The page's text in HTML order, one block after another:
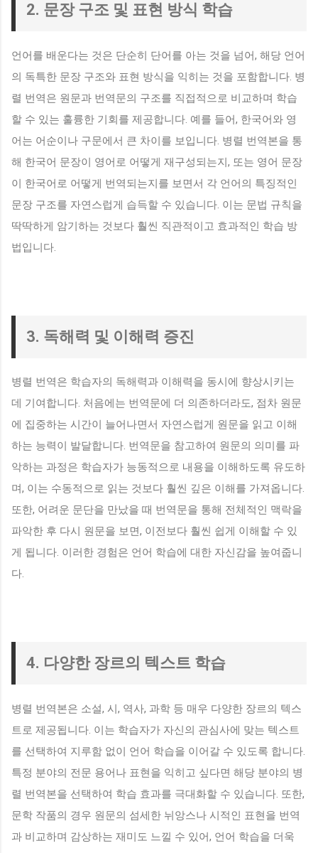
2. 문장 구조 및 표현 방식 학습
언어를 배운다는 것은 단순히 단어를 아는 것을 넘어, 해당 언어
의 독특한 문장 구조와 표현 방식을 익히는 것을 포함합니다. 병
렬 번역은 원문과 번역문의 구조를 직접적으로 비교하며 학습
할 수 있는 훌륭한 기회를 제공합니다. 예를 들어, 한국어와 영
어는 어순이나 구문에서 큰 차이를 보입니다. 병렬 번역본을 통
해 한국어 문장이 영어로 어떻게 재구성되는지, 또는 영어 문장
이 한국어로 어떻게 번역되는지를 보면서 각 언어의 특징적인
문장 구조를 자연스럽게 습득할 수 있습니다. 이는 문법 규칙을
딱딱하게 암기하는 것보다 훨씬 직관적이고 효과적인 학습 방
법입니다.
3. 독해력 및 이해력 증진
병렬 번역은 학습자의 독해력과 이해력을 동시에 향상시키는
데 기여합니다. 처음에는 번역문에 더 의존하더라도, 점차 원문
에 집중하는 시간이 늘어나면서 자연스럽게 원문을 읽고 이해
하는 능력이 발달합니다. 번역문을 참고하여 원문의 의미를 파
악하는 과정은 학습자가 능동적으로 내용을 이해하도록 유도하
며, 이는 수동적으로 읽는 것보다 훨씬 깊은 이해를 가져옵니다.
또한, 어려운 문단을 만났을 때 번역문을 통해 전체적인 맥락을
파악한 후 다시 원문을 보면, 이전보다 훨씬 쉽게 이해할 수 있
게 됩니다. 이러한 경험은 언어 학습에 대한 자신감을 높여줍니
다.
4. 다양한 장르의 텍스트 학습
병렬 번역본은 소설, 시, 역사, 과학 등 매우 다양한 장르의 텍스
트로 제공됩니다. 이는 학습자가 자신의 관심사에 맞는 텍스트
를 선택하여 지루함 없이 언어 학습을 이어갈 수 있도록 합니다.
특정 분야의 전문 용어나 표현을 익히고 싶다면 해당 분야의 병
렬 번역본을 선택하여 학습 효과를 극대화할 수 있습니다. 또한,
문학 작품의 경우 원문의 섬세한 뉘앙스나 시적인 표현을 번역
과 비교하며 감상하는 재미도 느낄 수 있어, 언어 학습을 더욱